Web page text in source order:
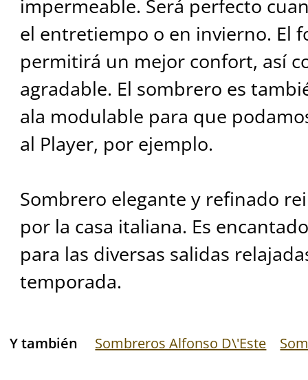
impermeable. Será perfecto
el entretiempo o en invierno. El
permitirá un mejor confort, así
agradable. El sombrero es
ala modulable para que
al Player, por ejemplo.
Sombrero elegante y refinado
por la casa italiana. Es
para las diversas salidas
temporada.
Y también Sombreros Alfonso D\'Este